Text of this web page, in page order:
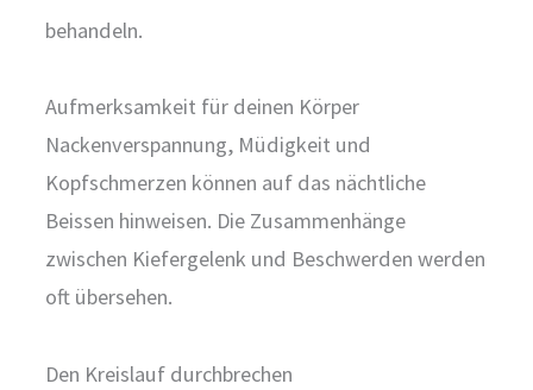
behandeln.
Aufmerksamkeit für deinen Körper
Nackenverspannung, Müdigkeit und
Kopfschmerzen können auf das nächtliche
Beissen hinweisen. Die Zusammenhänge
zwischen Kiefergelenk und Beschwerden werden
oft übersehen.
Den Kreislauf durchbrechen